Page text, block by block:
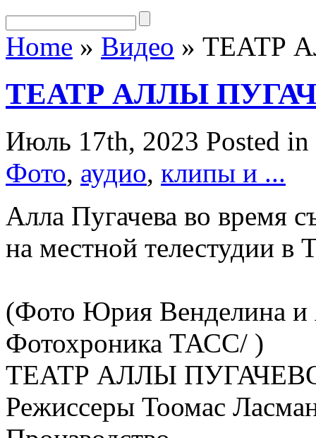
Home » Видео » ТЕАТР
ТЕАТР АЛЛЫ
Июль 17th, 2023 Posted in
Фото, аудио, клипы и ...
Алла Пугачева во время
на местной телестудии в
(Фото Юрия Венделина и
Фотохроника ТАСС/ )
ТЕАТР АЛЛЫ
Режиссеры Тоомас